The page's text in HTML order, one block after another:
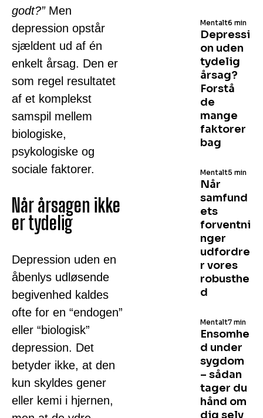
godt?”Men
depression opstår
sjældent ud af én
enkelt årsag. Den er
som regel resultatet
af et komplekst
samspil mellem
biologiske,
psykologiske og
sociale faktorer.
Når årsagen ikke
er tydelig
Depression uden en
åbenlys udløsende
begivenhed kaldes
ofte for en “endogen”
eller “biologisk”
depression. Det
betyder ikke, at den
kun skyldes gener
eller kemi i hjernen,
Depressi
on uden
tydelig
årsag?
Forstå
de
mange
faktorer
bag
Mentalt6 min
Når
samfund
ets
forventni
nger
udfordre
r vores
robusthe
d
Mentalt5 min
Ensomhe
d under
sygdom
– sådan
tager du
hånd om
dig selv
Mentalt7 min